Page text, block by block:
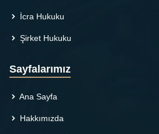
İcra Hukuku
Şirket Hukuku
Sayfalarımız
Ana Sayfa
Hakkımızda